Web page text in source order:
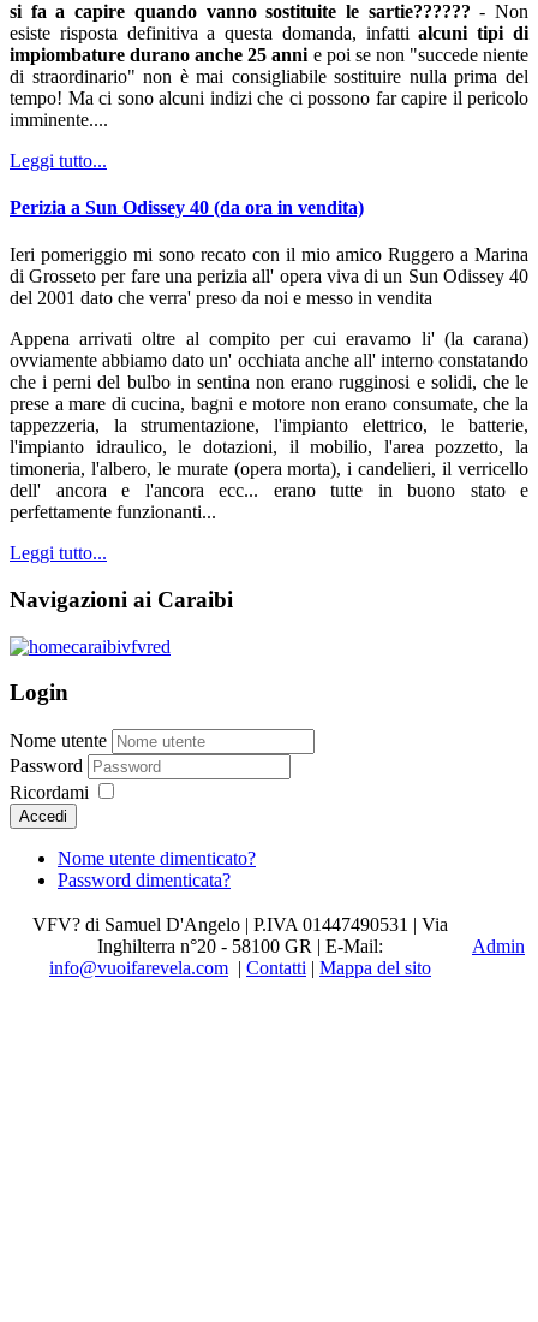
si fa a capire quando vanno sostituite le sartie?????? - Non
esiste risposta definitiva a questa domanda, infattialcuni tipi di
impiombature durano anche 25 anni e poi se non "succede niente
di straordinario" non è mai consigliabile sostituire nulla prima del
tempo! Ma ci sono alcuni indizi che ci possono far capire il pericolo
imminente....
Leggi tutto...
Perizia a Sun Odissey 40 (da ora in vendita)
Ieri pomeriggio mi sono recato con il mio amico Ruggero a Marina
di Grosseto per fare una perizia all' opera viva di un Sun Odissey 40
del 2001 dato che verra' preso da noi e messo in vendita
Appena arrivati oltre al compito per cui eravamo li' (la carana)
ovviamente abbiamo dato un' occhiata anche all' interno constatando
che i perni del bulbo in sentina non erano rugginosi e solidi, che le
prese a mare di cucina, bagni e motore non erano consumate, che la
tappezzeria, la strumentazione, l'impianto elettrico, le batterie,
l'impianto idraulico, le dotazioni, il mobilio, l'area pozzetto, la
timoneria, l'albero, le murate (opera morta), i candelieri, il verricello
dell' ancora e l'ancora ecc... erano tutte in buono stato e
perfettamente funzionanti...
Leggi tutto...
Navigazioni ai Caraibi
Login
Nome utente
Password
Ricordami
Accedi
Nome utente dimenticato?
Password dimenticata?
VFV? di Samuel D'Angelo | P.IVA 01447490531 | Via
Inghilterra n°20 - 58100 GR | E-Mail:
info@vuoifarevela.com | Contatti | Mappa del sito
Admin